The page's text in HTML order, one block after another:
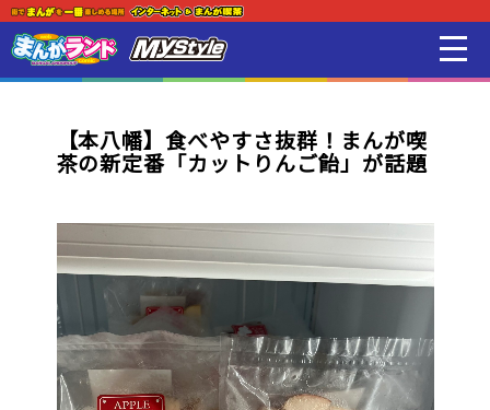
スマホアプリ紹介
オンラインゲーム
映画 / アニメ / 電子書籍
新着・オススメ情報
【本八幡】食べやすさ抜群！まんが喫
茶の新定番「カットりんご飴」が話題